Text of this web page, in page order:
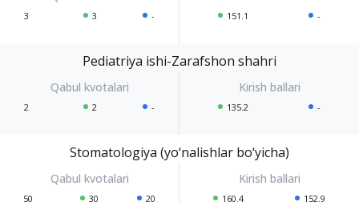
3 3 - 151.1 -
Pediatriya ishi-Zarafshon shahri
2 2 - 135.2 -
Stomatologiya (yo‘nalishlar bo‘yicha)
50 30 20 160.4 152.9